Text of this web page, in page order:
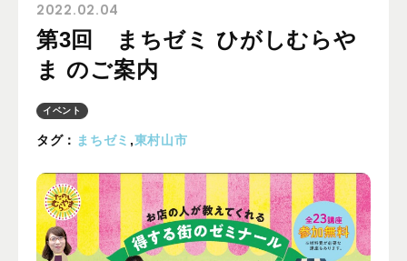
会社概要
ALL
ニュース
イベント
2022.02.04
第3回 まちゼミ ひがしむらや
ま のご案内
イベント
タグ： まちゼミ ,東村山市